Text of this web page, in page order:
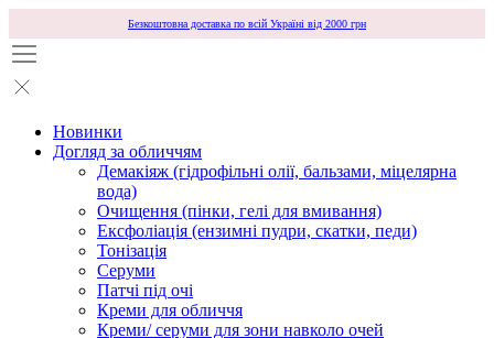
Безкоштовна доставка по всій Україні від 2000 грн
Новинки
Догляд за обличчям
Демакіяж (гідрофільні олії, бальзами, міцелярна
вода)
Очищення (пінки, гелі для вмивання)
Ексфоліація (ензимні пудри, скатки, педи)
Тонізація
Серуми
Патчі під очі
Креми для обличчя
Креми/ серуми для зони навколо очей